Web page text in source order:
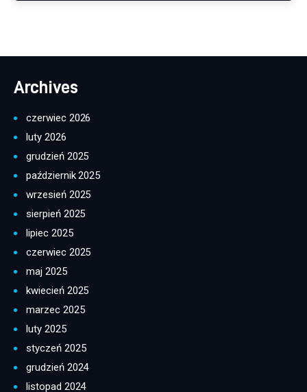
Archives
czerwiec 2026
luty 2026
grudzień 2025
październik 2025
wrzesień 2025
sierpień 2025
lipiec 2025
czerwiec 2025
maj 2025
kwiecień 2025
marzec 2025
luty 2025
styczeń 2025
grudzień 2024
listopad 2024